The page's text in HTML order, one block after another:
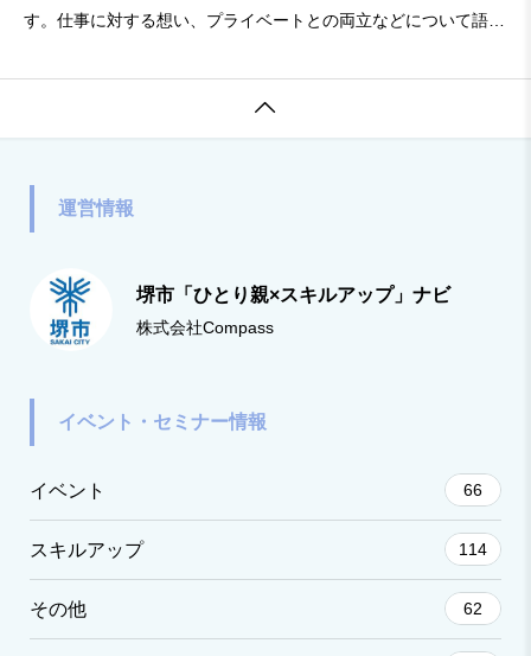
す。仕事に対する想い、プライベートとの両立などについて語り

運営情報
堺市「ひとり親×スキルアップ」ナビ
株式会社Compass
イベント・セミナー情報
イベント 66
スキルアップ 114
その他 62